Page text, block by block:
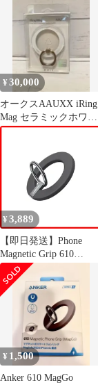
面マグネットループ ソ
フトシリコン 取り外し
可能 スマホ用フィンガ
ーリンググリップホル
ダー iPhoneGalaxyPixel
対応 ホワイト - W
¥30,000
オークスAAUXX iRing
Mag セラミックホワイ
ト マグセーフ対応
¥ 3,889
【即日発送】Phone
Magnetic Grip 610
(MagGo)(マグネット式
スマホリング)MagSafe
対応iPhoneシリーズ専
用 Anker (ブラック)
¥ 1,500
Anker 610 MagGo